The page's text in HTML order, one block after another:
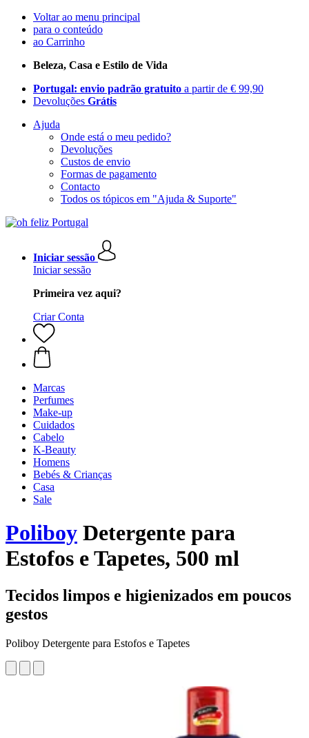
Voltar ao menu principal
para o conteúdo
ao Carrinho
Beleza, Casa e Estilo de Vida
Portugal: envio padrão gratuito a partir de € 99,90
Devoluções Grátis
Ajuda
Onde está o meu pedido?
Devoluções
Custos de envio
Formas de pagamento
Contacto
Todos os tópicos em "Ajuda & Suporte"
Iniciar sessão
Iniciar sessão
Primeira vez aqui?
Criar Conta
Marcas
Perfumes
Make-up
Cuidados
Cabelo
K-Beauty
Homens
Bebés & Crianças
Casa
Sale
Poliboy Detergente para
Estofos e Tapetes, 500 ml
Tecidos limpos e higienizados em poucos
gestos
Poliboy Detergente para Estofos e Tapetes